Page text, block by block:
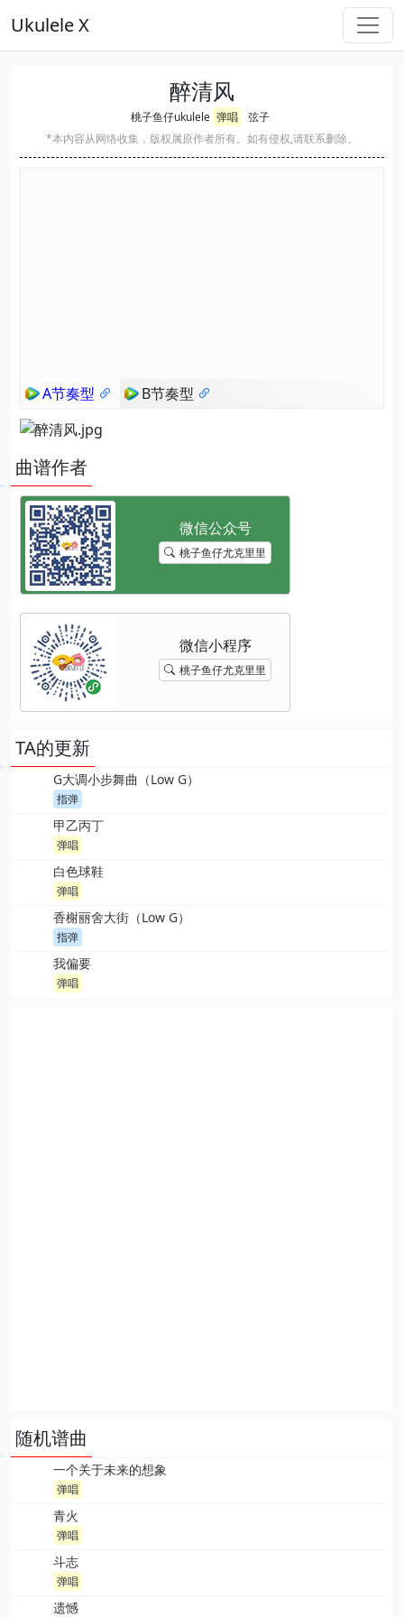
Ukulele X
醉清风
桃子鱼仔ukulele 弹唱
弦子
*本内容从网络收集，版权属原作者所有。如有侵权,请联系删除。
A节奏型 B节奏型
曲谱作者
桃子鱼仔尤克里里
桃子鱼仔尤克里里
TA的更新
G大调小步舞曲（Low G）
指弹
甲乙丙丁
弹唱
白色球鞋
弹唱
香榭丽舍大街（Low G）
指弹
我偏要
弹唱
随机谱曲
一个关于未来的想象
弹唱
青火
弹唱
斗志
弹唱
遗憾